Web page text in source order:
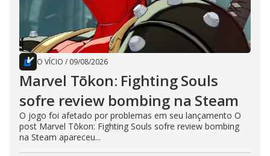
O VÍCIO / 09/08/2026
Marvel Tōkon: Fighting Souls
sofre review bombing na Steam
O jogo foi afetado por problemas em seu lançamento O
post Marvel Tōkon: Fighting Souls sofre review bombing
na Steam apareceu...